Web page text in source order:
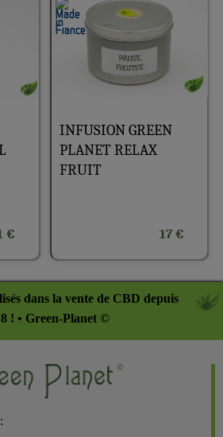
€
INFUSION GREEN
PLANET RELAX
FRUIT
17 €
dans la vente de CBD depuis
! • Green-Planet ©
: